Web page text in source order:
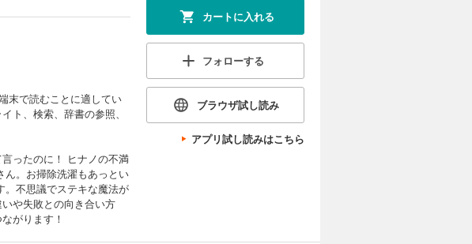
末で読むことに適してい
ト、検索、辞書の参照、
ったのに！ ヒナノの不満
ん。お掃除洗濯もあっとい
。不思議でステキな魔法が
や失敗との向き合い方
がります！
カートに入れる
フォローする
ブラウザ試し読み
アプリ試し読みはこちら